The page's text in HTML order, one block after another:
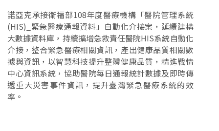
諾亞克承接衛福部108年度醫療機構「醫院管理系統
(HIS)_緊急醫療通報資料」自動化介接案，延續建構
大數據資料庫，持續擴增急救責任醫院HIS系統自動化
介接，整合緊急醫療相關資訊，產出健康品質相關數
據與資訊，以智慧科技提升整體健康品質，精進戰情
中心資訊系統，協助醫院每日通報統計數據及即時傳
遞重大災害事件資訊，提升臺灣緊急醫療系統的效
率。